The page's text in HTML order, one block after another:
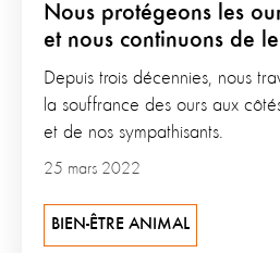
Nous protégeons les
et nous continuons de
Depuis trois décennies, nous
la souffrance des ours aux
et de nos sympathisants.
25 mars 2022
BIEN-ÊTRE ANIMAL